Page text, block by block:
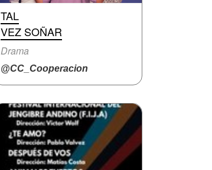
TAL
VEZ SOÑAR
Drama
@CC_Cooperacion